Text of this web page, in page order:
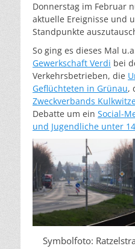
Donnerstag im Februar
aktuelle Ereignisse und
Standpunkte
So ging es dieses Mal
Gewerkschaft Verdi bei
Verkehrsbetrieben, die
Geflüchteten in Grünau,
Zweckverbands
Debatte um ein Social-
und Jugendliche unter
Symbolfoto: